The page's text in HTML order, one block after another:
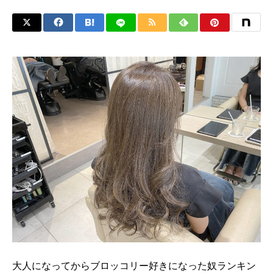
大人になってからブロッコリー好きになった奴ランキン